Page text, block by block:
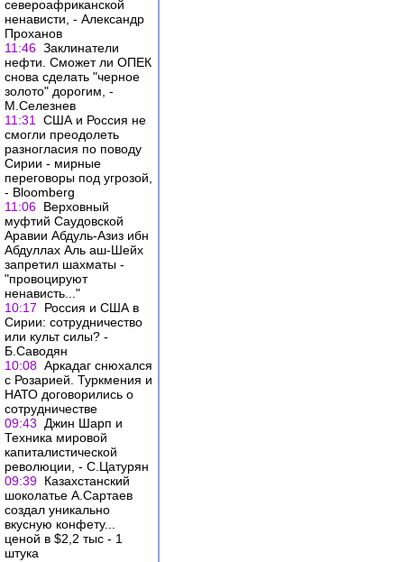
североафриканской
ненависти, - Александр
Проханов
11:46 Заклинатели
нефти. Сможет ли ОПЕК
снова сделать "черное
золото" дорогим, -
М.Селезнев
11:31
США и Россия не
смогли преодолеть
разногласия по поводу
Сирии - мирные
переговоры под угрозой,
- Bloomberg
11:06 Верховный
муфтий Саудовской
Аравии Абдуль-Азиз ибн
Абдуллах Аль аш-Шейх
запретил шахматы -
"провоцируют
ненависть..."
10:17
Россия и США в
Сирии: сотрудничество
или культ силы? -
Б.Саводян
10:08 Аркадаг снюхался
с Розарией. Туркмения и
НАТО договорились о
сотрудничестве
09:43
Джин Шарп и
Техника мировой
капиталистической
революции, - С.Цатурян
09:39 Казахстанский
шоколатье А.Сартаев
создал уникально
вкусную конфету...
ценой в $2,2 тыс - 1
штука